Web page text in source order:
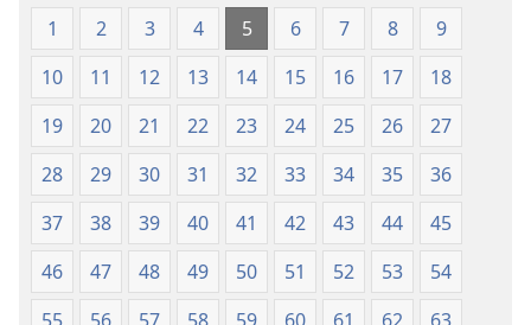
izdanje
iz
2019)
izdanje
iz
2019)
1 2 3 4 5 6 7 8
9
10
11 12 13 14 15 16 17
18
19
20 21 22 23 24 25 26
27
28
29 30 31 32 33 34 35
36
37
38 39 40 41 42 43 44
45
46
47 48 49 50 51 52 53
54